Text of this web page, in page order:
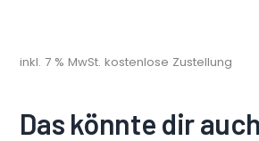
inkl. 7 % MwSt. kostenlose Zustellung
Das könnte dir auch